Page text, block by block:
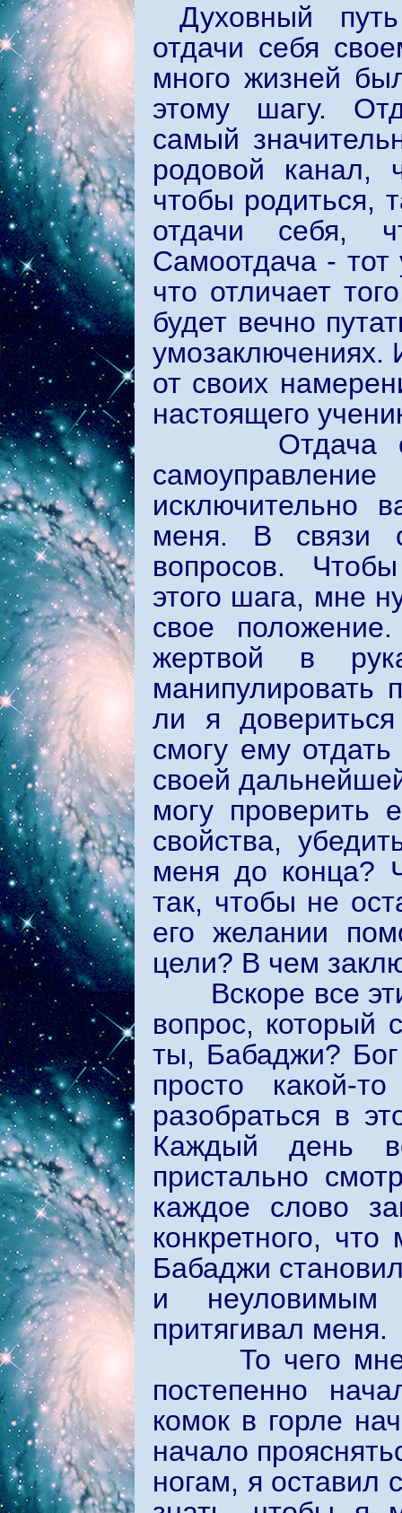
Духовный
отдачи себя
много жизней
этому шагу.
самый
родовой канал,
чтобы родиться,
отдачи себя,
Самоотдача -
что отличает
будет вечно
умозаключениях.
от своих
настоящего
Отдача себя
исключительно
меня. В связи
вопросов.
этого шага, мне
свое
жертвой в
манипулировать
ли я
смогу ему
своей
могу проверить
свойства,
меня до конца?
так, чтобы не
его желании
цели? В чем
Вскоре все эти
вопрос, который
ты, Бабаджи?
просто какой-
разобраться в
Каждый день
пристально
каждое слово
конкретного,
Бабаджи
и неуловимым
притягивал меня.
То чего мне
постепенно
комок в горле
начало
ногам, я оставил